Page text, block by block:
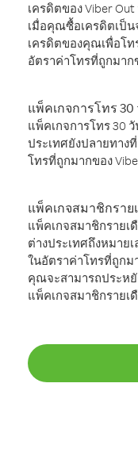
เครดิตของ Viber
เมื่อคุณซื้อเครดิตเป็น
เครดิตของคุณเพื่อโท
อัตราค่าโทรที่ถูกมาก
แพ็คเกจการโทร 30
แพ็คเกจการโทร 30
ประเทศยังปลายทาง
โทรที่ถูกมากของ
แพ็คเกจสมาชิกราย
แพ็คเกจสมาชิกราย
ต่างประเทศถึงหมา
ในอัตราค่าโทรที่ถูก
คุณจะสามารถประห
แพ็คเกจสมาชิกรายเ